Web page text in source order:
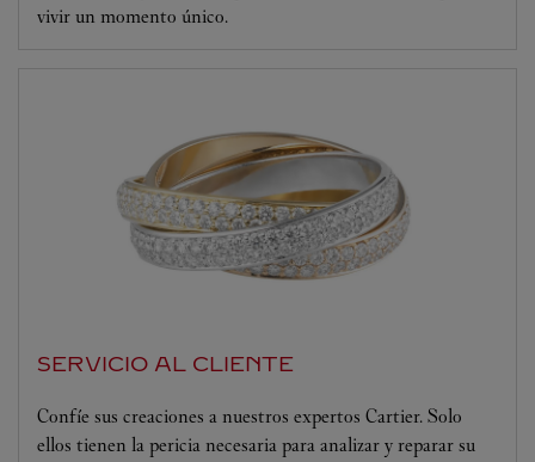
vivir un momento único.
SERVICIO AL CLIENTE
Confíe sus creaciones a nuestros expertos Cartier. Solo
ellos tienen la pericia necesaria para analizar y reparar su